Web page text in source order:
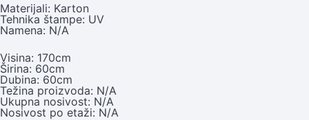
Materijali: Karton
Tehnika štampe: UV
Namena: N/A
Visina: 170cm
Širina: 60cm
Dubina: 60cm
Težina proizvoda: N/A
Ukupna nosivost: N/A
Nosivost po etaži: N/A